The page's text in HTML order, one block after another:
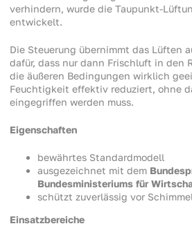
verhindern, wurde die Taupunkt-
entwickelt.
Die Steuerung übernimmt das Lüften
dafür, dass nur dann Frischluft in den
die äußeren Bedingungen wirklich
Feuchtigkeit effektiv reduziert, ohne
eingegriffen werden muss.
Eigenschaften
bewährtes Standardmodell
ausgezeichnet mit dem
Bundesministeriums für
schützt zuverlässig vor
Einsatzbereiche